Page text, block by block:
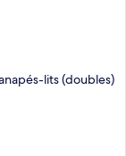
lits (doubles)